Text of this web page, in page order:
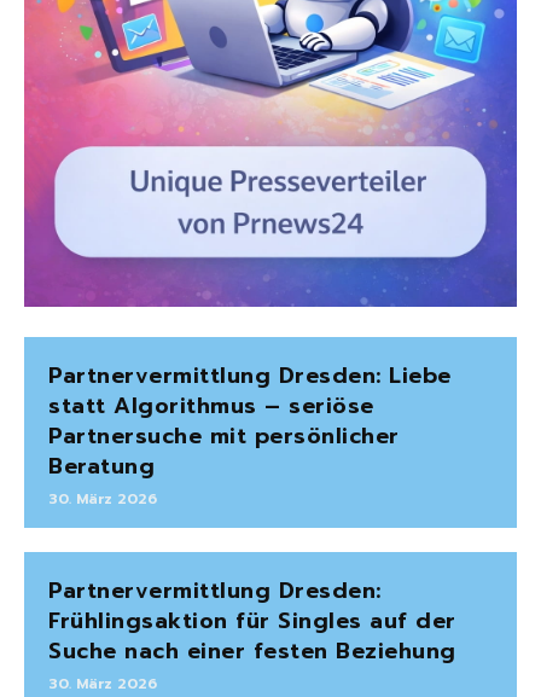
Partnervermittlung Dresden: Liebe
statt Algorithmus – seriöse
Partnersuche mit persönlicher
Beratung
30. März 2026
Partnervermittlung Dresden:
Frühlingsaktion für Singles auf der
Suche nach einer festen Beziehung
30. März 2026